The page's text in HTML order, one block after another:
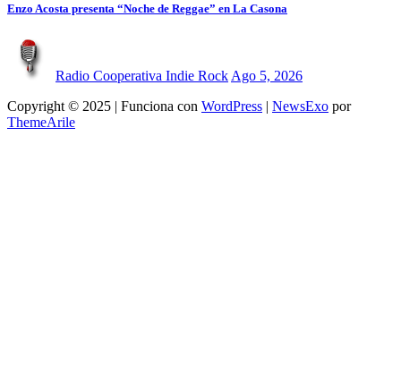
Enzo Acosta presenta “Noche de Reggae” en La Casona
Radio Cooperativa Indie Rock Ago 5, 2026
Copyright © 2025 | Funciona con WordPress | NewsExo por
ThemeArile